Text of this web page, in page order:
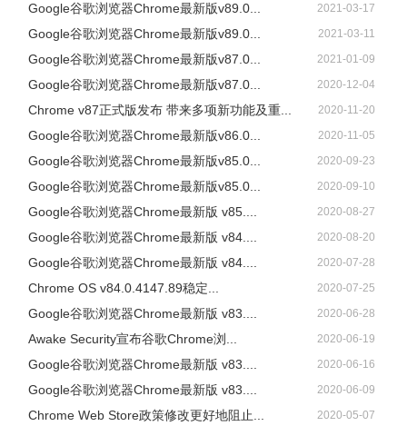
Google谷歌浏览器Chrome最新版v89.0... 2021-03-17
Google谷歌浏览器Chrome最新版v89.0... 2021-03-11
Google谷歌浏览器Chrome最新版v87.0... 2021-01-09
Google谷歌浏览器Chrome最新版v87.0... 2020-12-04
Chrome v87正式版发布 带来多项新功能及重... 2020-11-20
Google谷歌浏览器Chrome最新版v86.0... 2020-11-05
Google谷歌浏览器Chrome最新版v85.0... 2020-09-23
Google谷歌浏览器Chrome最新版v85.0... 2020-09-10
Google谷歌浏览器Chrome最新版 v85.... 2020-08-27
Google谷歌浏览器Chrome最新版 v84.... 2020-08-20
Google谷歌浏览器Chrome最新版 v84.... 2020-07-28
Chrome OS v84.0.4147.89稳定... 2020-07-25
Google谷歌浏览器Chrome最新版 v83.... 2020-06-28
Awake Security宣布谷歌Chrome浏... 2020-06-19
Google谷歌浏览器Chrome最新版 v83.... 2020-06-16
Google谷歌浏览器Chrome最新版 v83.... 2020-06-09
Chrome Web Store政策修改更好地阻止... 2020-05-07